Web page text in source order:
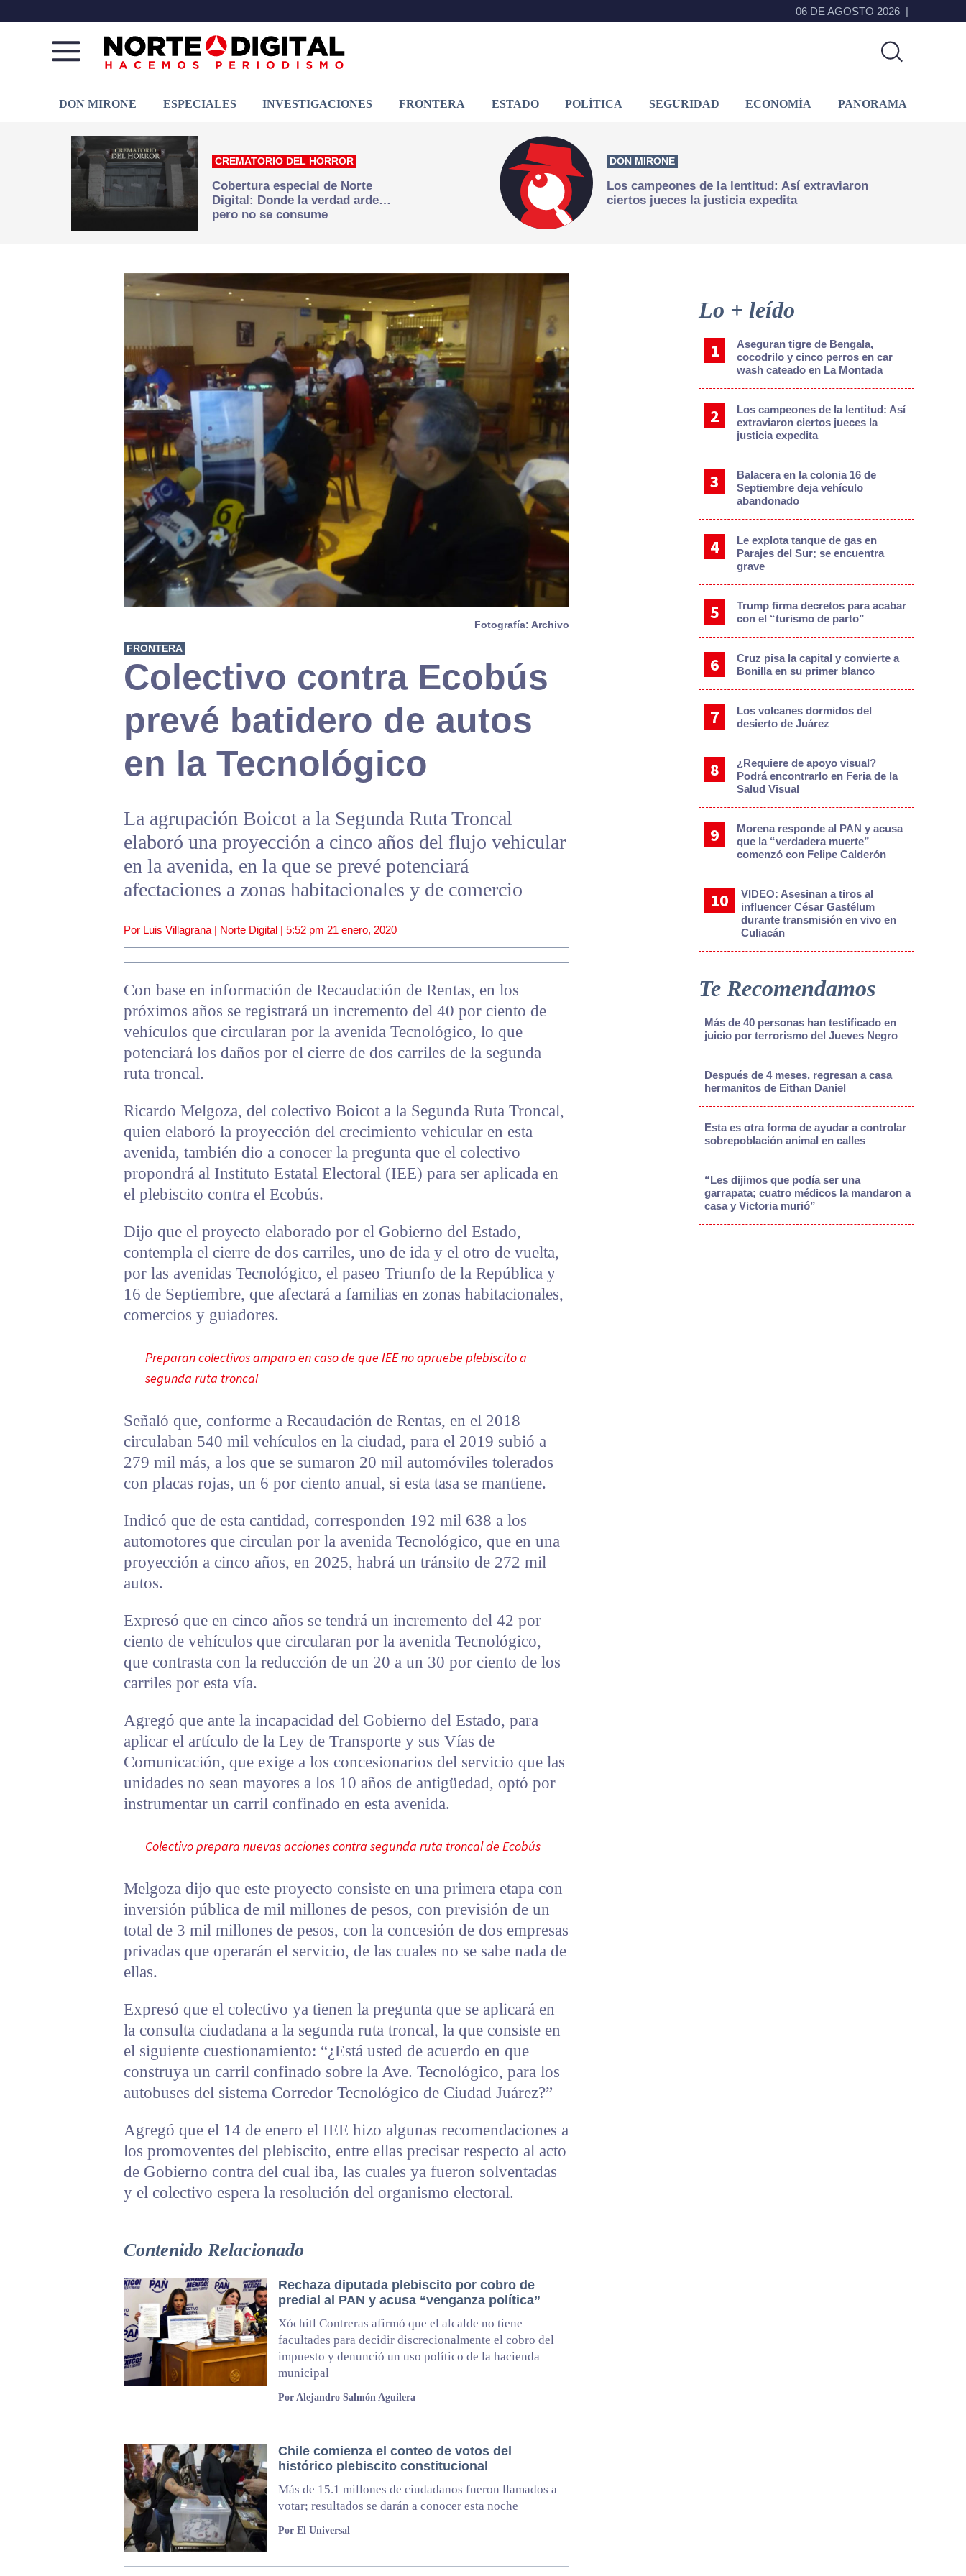
06 DE AGOSTO 2026
de
Juárez
que
hacemos periodismo
DON MIRONE ESPECIALES INVESTIGACIONES FRONTERA ESTADO POLÍTICA SEGURIDAD ECONOMÍA PANORAMA
CREMATORIO DEL HORROR
Cobertura especial de Norte
Digital: Donde la verdad arde…
pero no se consume
DON MIRONE
Los campeones de la lentitud: Así extraviaron
ciertos jueces la justicia expedita
Fotografía: Archivo
FRONTERA
Colectivo contra Ecobús
prevé batidero de autos
en la Tecnológico
La agrupación Boicot a la Segunda Ruta Troncal
elaboró una proyección a cinco años del flujo vehicular
en la avenida, en la que se prevé potenciará
afectaciones a zonas habitacionales y de comercio
Por Luis Villagrana | Norte Digital | 5:52 pm 21 enero, 2020
Con base en información de Recaudación de Rentas, en los
próximos años se registrará un incremento del 40 por ciento de
vehículos que circularan por la avenida Tecnológico, lo que
potenciará los daños por el cierre de dos carriles de la segunda
ruta troncal.
Ricardo Melgoza, del colectivo Boicot a la Segunda Ruta Troncal,
quien elaboró la proyección del crecimiento vehicular en esta
avenida, también dio a conocer la pregunta que el colectivo
propondrá al Instituto Estatal Electoral (IEE) para ser aplicada en
el plebiscito contra el Ecobús.
Dijo que el proyecto elaborado por el Gobierno del Estado,
contempla el cierre de dos carriles, uno de ida y el otro de vuelta,
por las avenidas Tecnológico, el paseo Triunfo de la República y
16 de Septiembre, que afectará a familias en zonas habitacionales,
comercios y guiadores.
Preparan colectivos amparo en caso de que IEE no apruebe plebiscito a
segunda ruta troncal
Señaló que, conforme a Recaudación de Rentas, en el 2018
circulaban 540 mil vehículos en la ciudad, para el 2019 subió a
279 mil más, a los que se sumaron 20 mil automóviles tolerados
con placas rojas, un 6 por ciento anual, si esta tasa se mantiene.
Indicó que de esta cantidad, corresponden 192 mil 638 a los
automotores que circulan por la avenida Tecnológico, que en una
proyección a cinco años, en 2025, habrá un tránsito de 272 mil
autos.
Expresó que en cinco años se tendrá un incremento del 42 por
ciento de vehículos que circularan por la avenida Tecnológico,
que contrasta con la reducción de un 20 a un 30 por ciento de los
carriles por esta vía.
Agregó que ante la incapacidad del Gobierno del Estado, para
aplicar el artículo de la Ley de Transporte y sus Vías de
Comunicación, que exige a los concesionarios del servicio que las
unidades no sean mayores a los 10 años de antigüedad, optó por
instrumentar un carril confinado en esta avenida.
Colectivo prepara nuevas acciones contra segunda ruta troncal de Ecobús
Melgoza dijo que este proyecto consiste en una primera etapa con
inversión pública de mil millones de pesos, con previsión de un
total de 3 mil millones de pesos, con la concesión de dos empresas
privadas que operarán el servicio, de las cuales no se sabe nada de
ellas.
Expresó que el colectivo ya tienen la pregunta que se aplicará en
la consulta ciudadana a la segunda ruta troncal, la que consiste en
el siguiente cuestionamiento: “¿Está usted de acuerdo en que
construya un carril confinado sobre la Ave. Tecnológico, para los
autobuses del sistema Corredor Tecnológico de Ciudad Juárez?”
Agregó que el 14 de enero el IEE hizo algunas recomendaciones a
los promoventes del plebiscito, entre ellas precisar respecto al acto
de Gobierno contra del cual iba, las cuales ya fueron solventadas
y el colectivo espera la resolución del organismo electoral.
Contenido Relacionado
Rechaza diputada plebiscito por cobro de
predial al PAN y acusa “venganza política”
Xóchitl Contreras afirmó que el alcalde no tiene
facultades para decidir discrecionalmente el cobro del
impuesto y denunció un uso político de la hacienda
municipal
Por Alejandro Salmón Aguilera
Chile comienza el conteo de votos del
histórico plebiscito constitucional
Más de 15.1 millones de ciudadanos fueron llamados a
votar; resultados se darán a conocer esta noche
Por El Universal
Sidebar
Lo + leído
Aseguran tigre de Bengala,
cocodrilo y cinco perros en car
wash cateado en La Montada
Los campeones de la lentitud: Así
extraviaron ciertos jueces la
justicia expedita
Balacera en la colonia 16 de
Septiembre deja vehículo
abandonado
Le explota tanque de gas en
Parajes del Sur; se encuentra
grave
Trump firma decretos para acabar
con el “turismo de parto”
Cruz pisa la capital y convierte a
Bonilla en su primer blanco
Los volcanes dormidos del
desierto de Juárez
¿Requiere de apoyo visual?
Podrá encontrarlo en Feria de la
Salud Visual
Morena responde al PAN y acusa
que la “verdadera muerte”
comenzó con Felipe Calderón
VIDEO: Asesinan a tiros al
influencer César Gastélum
durante transmisión en vivo en
Culiacán
Te Recomendamos
Más de 40 personas han testificado en
juicio por terrorismo del Jueves Negro
Después de 4 meses, regresan a casa
hermanitos de Eithan Daniel
Esta es otra forma de ayudar a controlar
sobrepoblación animal en calles
“Les dijimos que podía ser una
garrapata; cuatro médicos la mandaron a
casa y Victoria murió”